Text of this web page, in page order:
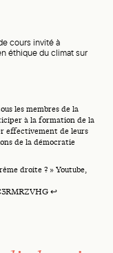
cours invité à
éthique du climat sur
les membres de la
à la formation de la
effectivement de leurs
de la démocratie
droite ? » Youtube,
↩